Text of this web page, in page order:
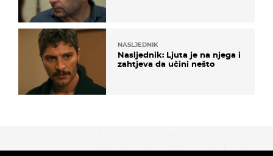
NASLJEDNIK
Nasljednik: Ljuta je na njega i
zahtjeva da učini nešto